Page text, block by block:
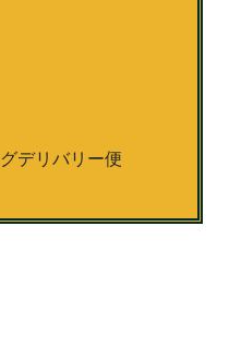
デリバリー便